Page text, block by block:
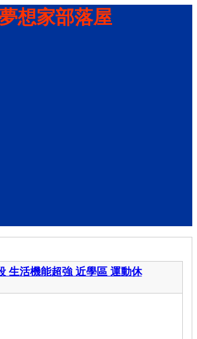
想家部落屋
生活機能超強 近學區 運動休